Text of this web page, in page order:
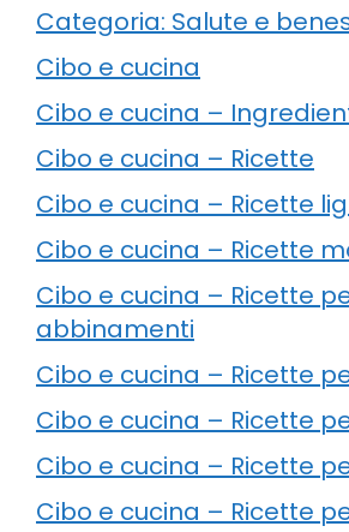
Categoria: Salute e
Cibo e cucina
Cibo e cucina –
Cibo e cucina – Ricette
Cibo e cucina – Ricette
Cibo e cucina – Ricette
Cibo e cucina – Ricette
abbinamenti
Cibo e cucina – Ricette
Cibo e cucina – Ricette
Cibo e cucina – Ricette
Cibo e cucina – Ricette